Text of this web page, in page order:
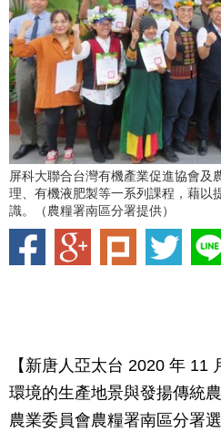
屏科大聯合台灣有機產業促進協會及
理、有機液肥製等一系列課程，藉以
識。（農糧署南區分署提供）
【新唐人亞太台 2020 年 11
環境的生產地景與發揚傳統
農業委員會農糧署南區分署